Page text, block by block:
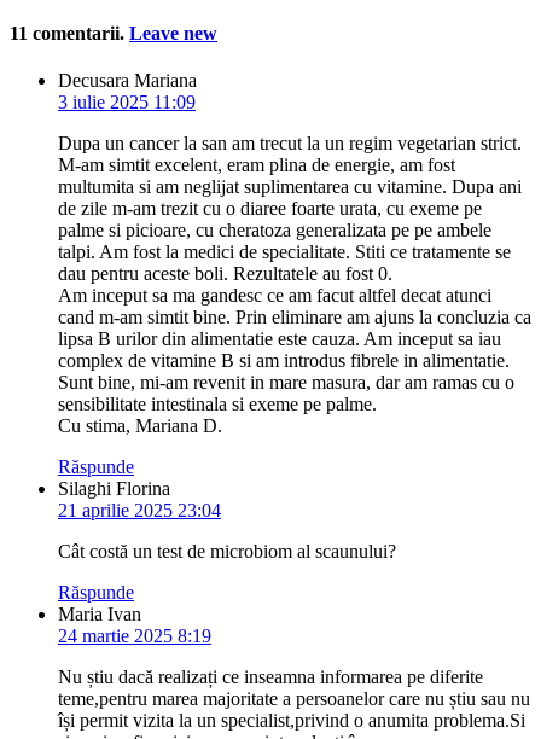
11 comentarii. Leave new
Decusara Mariana
3 iulie 2025 11:09
Dupa un cancer la san am trecut la un regim vegetarian strict.
M-am simtit excelent, eram plina de energie, am fost
multumita si am neglijat suplimentarea cu vitamine. Dupa ani
de zile m-am trezit cu o diaree foarte urata, cu exeme pe
palme si picioare, cu cheratoza generalizata pe pe ambele
talpi. Am fost la medici de specialitate. Stiti ce tratamente se
dau pentru aceste boli. Rezultatele au fost 0.
Am inceput sa ma gandesc ce am facut altfel decat atunci
cand m-am simtit bine. Prin eliminare am ajuns la concluzia ca
lipsa B urilor din alimentatie este cauza. Am inceput sa iau
complex de vitamine B si am introdus fibrele in alimentatie.
Sunt bine, mi-am revenit in mare masura, dar am ramas cu o
sensibilitate intestinala si exeme pe palme.
Cu stima, Mariana D.
Răspunde
Silaghi Florina
21 aprilie 2025 23:04
Cât costă un test de microbiom al scaunului?
Răspunde
Maria Ivan
24 martie 2025 8:19
Nu știu dacă realizați ce inseamna informarea pe diferite
teme,pentru marea majoritate a persoanelor care nu știu sau nu
își permit vizita la un specialist,privind o anumita problema.Si